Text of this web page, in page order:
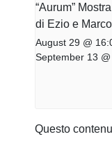
“Aurum”
di Ezio e
August 29 @
September 13
Questo